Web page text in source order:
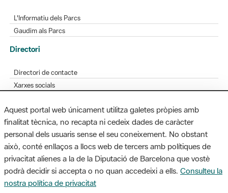
L'Informatiu dels Parcs
Gaudim als Parcs
Directori
Directori de contacte
Xarxes socials
Bústia de suggeriments
Opineu sobre els parcs
MAPA WEB AVÍS LEGAL ACCESSIBILITAT
Aquest portal web únicament utilitza galetes pròpies amb
finalitat tècnica, no recapta ni cedeix dades de caràcter
personal dels usuaris sense el seu coneixement. No obstant
això, conté enllaços a llocs web de tercers amb polítiques de
privacitat alienes a la de la Diputació de Barcelona que vostè
podrà decidir si accepta o no quan accedeixi a ells. Consulteu la
nostra política de privacitat